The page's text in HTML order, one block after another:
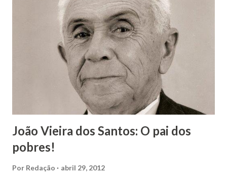
João Vieira dos Santos: O pai dos
pobres!
Por Redação abril 29, 2012